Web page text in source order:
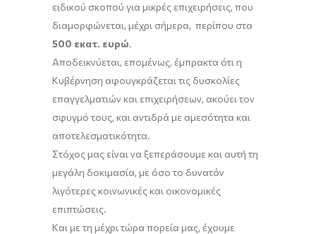
ειδικού σκοπού για μικρές επιχειρήσεις, που
διαμορφώνεται, μέχρι σήμερα, περίπου στα
500 εκατ. ευρώ.
Αποδεικνύεται, επομένως, έμπρακτα ότι η
Κυβέρνηση αφουγκράζεται τις δυσκολίες
επαγγελματιών και επιχειρήσεων, ακούει τον
σφυγμό τους, και αντιδρά με αμεσότητα και
αποτελεσματικότητα.
Στόχος μας είναι να ξεπεράσουμε και αυτή τη
μεγάλη δοκιμασία, με όσο το δυνατόν
λιγότερες κοινωνικές και οικονομικές
επιπτώσεις.
Και με τη μέχρι τώρα πορεία μας, έχουμε